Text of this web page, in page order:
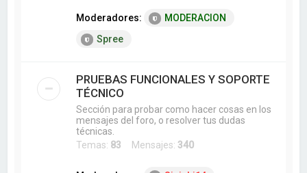
Moderadores:
MODERACION
Spree
PRUEBAS FUNCIONALES Y SOPORTE
TÉCNICO
Sección para probar como hacer cosas en los
mensajes del foro, o resolver tus dudas
técnicas.
Temas: 83 Mensajes: 340